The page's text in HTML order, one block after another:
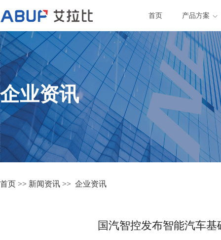
首页 产品方案
企业资讯
首页 >> 新闻资讯 >> 企业资讯
国汽智控发布智能汽车